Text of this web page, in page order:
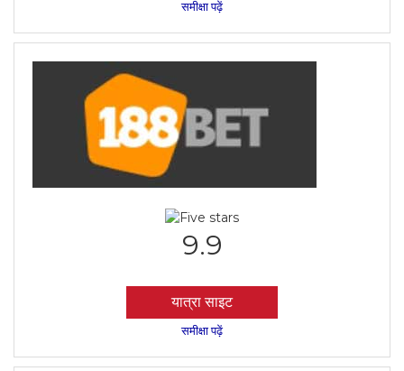
समीक्षा पढ़ें
9.9
यात्रा साइट
समीक्षा पढ़ें